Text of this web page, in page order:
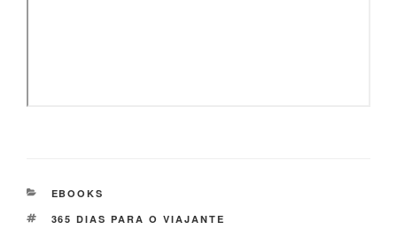
EBOOKS
365 DIAS PARA O VIAJANTE